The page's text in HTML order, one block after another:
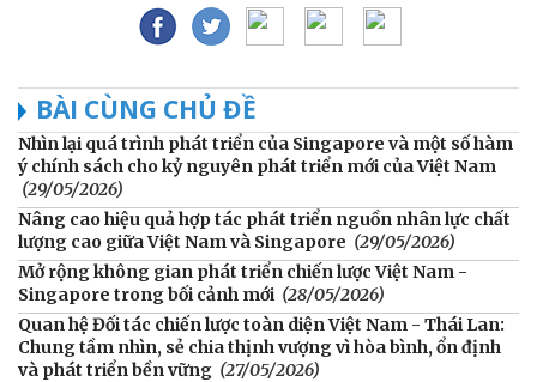
BÀI CÙNG CHỦ ĐỀ
Nhìn lại quá trình phát triển của Singapore và một số hàm
ý chính sách cho kỷ nguyên phát triển mới của Việt Nam
(29/05/2026)
Nâng cao hiệu quả hợp tác phát triển nguồn nhân lực chất
lượng cao giữa Việt Nam và Singapore (29/05/2026)
Mở rộng không gian phát triển chiến lược Việt Nam -
Singapore trong bối cảnh mới (28/05/2026)
Quan hệ Đối tác chiến lược toàn diện Việt Nam - Thái Lan:
Chung tầm nhìn, sẻ chia thịnh vượng vì hòa bình, ổn định
và phát triển bền vững (27/05/2026)